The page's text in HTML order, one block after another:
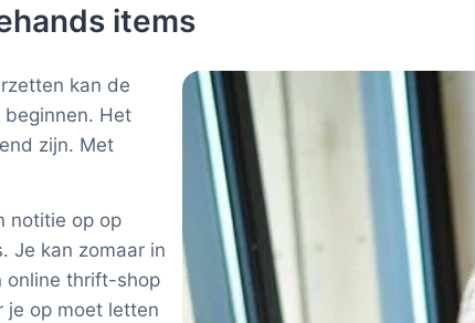
items
kan de
beginnen. Het
zijn. Met
notitie op op
Je kan zomaar in
online thrift-shop
je op moet letten